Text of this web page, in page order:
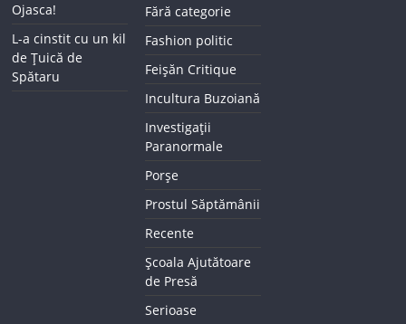
Ojasca!
L-a cinstit cu un kil
de Țuică de
Spătaru
Fără categorie
Fashion politic
Feișăn Critique
Incultura Buzoiană
Investigații
Paranormale
Porșe
Prostul Săptămânii
Recente
Școala Ajutătoare
de Presă
Serioase